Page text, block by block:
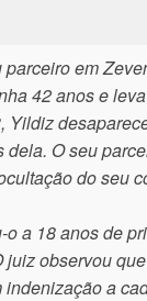
em
42 anos e
O seu
do seu
a 18 anos de
observou
a